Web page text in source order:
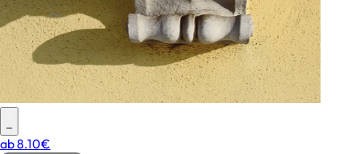
–
ab8.10€